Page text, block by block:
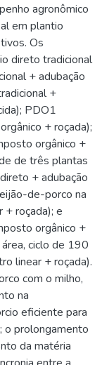
agronômico
em plantio
Os
direto tradicional
+ adubação
+
PDO1
+ roçada);
orgânico +
de três plantas
+ adubação
de-porco na
roçada); e
orgânico +
ciclo de 190
linear + roçada).
com o milho,
na
eficiente para
o prolongamento
da matéria